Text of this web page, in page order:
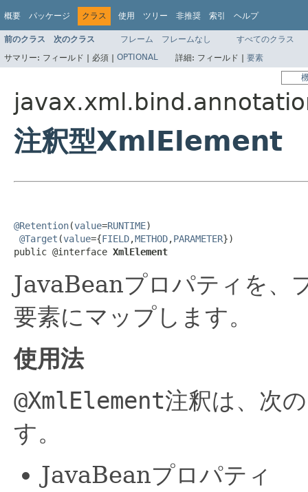
概要 パッケージ クラス 使用 ツリー 非推奨 索引 ヘルプ
前のクラス 次のクラス フレーム フレームなし
すべてのクラス
サマリー: フィールド | 必須 | OPTIONAL 詳細: フィールド | 要素
注釈型XmlElement
@Retention(value=RUNTIME)
@Target (value={FIELD,METHOD,PARAMETER})
public @interface XmlElement
JavaBeanプロパティを、
要素にマップします。
使用法
@XmlElement注釈は、次
す。
JavaBeanプロパティ